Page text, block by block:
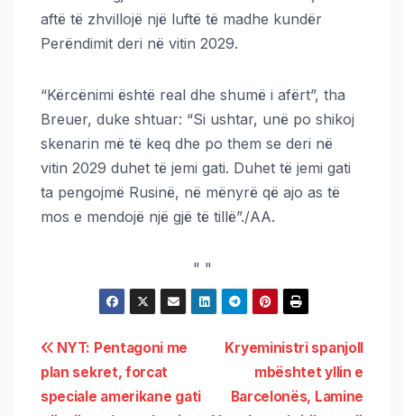
aftë të zhvillojë një luftë të madhe kundër
Perëndimit deri në vitin 2029.
“Kërcënimi është real dhe shumë i afërt”, tha
Breuer, duke shtuar: “Si ushtar, unë po shikoj
skenarin më të keq dhe po them se deri në
vitin 2029 duhet të jemi gati. Duhet të jemi gati
ta pengojmë Rusinë, në mënyrë që ajo as të
mos e mendojë një gjë të tillë”./AA.
" "
Kryeministri spanjoll
mbështet yllin e
Barcelonës, Lamine
NYT: Pentagoni me
plan sekret, forcat
speciale amerikane gati